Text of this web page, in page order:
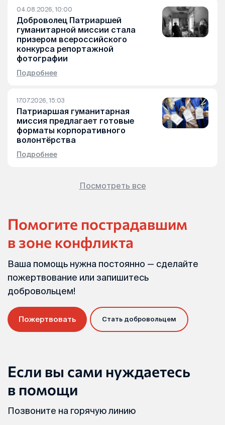
04.08.2026, 10:00
Доброволец Патриаршей
гуманитарной миссии стала
призером всероссийского
конкурса репортажной
фотографии
Подробнее
17.07.2026, 15:03
Патриаршая гуманитарная
миссия предлагает готовые
форматы корпоративного
волонтёрства
Подробнее
Посмотреть все
Помогите пострадавшим
в зоне конфликта
Ваша помощь нужна постоянно — сделайте
пожертвование или запишитесь
добровольцем!
Пожертвовать Стать добровольцем
Если вы сами нуждаетесь
в помощи
Позвоните на горячую линию